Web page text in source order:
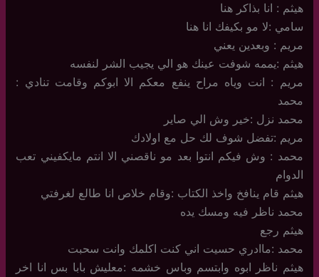
هيثم : انا بذاكر هنا
سامي :لا مو بكيفك انا هنا
مريم : وبعدين يعني
هيثم :يممه شوفت عينك هو الي يجيب الشر لنفسه
مريم : انت وياه مراح ينفع معكم الا ابوكم وقامت تنادي :
محمد
محمد نزل :خير وش الي صاير
مريم :تفضل شوف لك حل مع اولادك
محمد : وش فيكم انتوا بعد مو ناقصني الا انتم مايكفيني تعب
الدوام
هيثم قام ينافخ واخذ الكتاب :وقام خلاص انا طالع لغرفتي
محمد ناظر فيه ومسك يده
هيثم رجع
محمد :ماادري حسيت اني كنت اكلمك وانت سحبت
هيثم ناظر ابوه وابتسم وباس خشمه :معليش بابا بس انا اخر